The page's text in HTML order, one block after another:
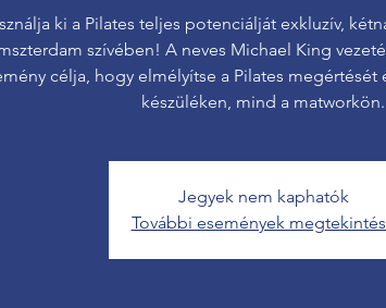
ki a Pilates teljes potenciálját exkluzív,
szívében! A neves Michael King
célja, hogy elmélyítse a Pilates megértését
készüléken, mind a matworkön.
Jegyek nem kaphatók
További események